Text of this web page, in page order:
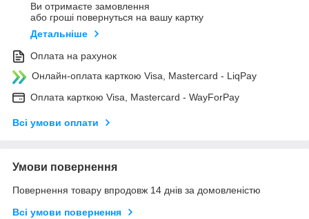
Ви отримаєте замовлення
або гроші повернуться на вашу картку
Детальніше
Оплата на рахунок
Онлайн-оплата карткою Visa, Mastercard - LiqPay
Оплата карткою Visa, Mastercard - WayForPay
Всі умови оплати
Умови повернення
Повернення товару впродовж 14 днів за домовленістю
Всі умови повернення